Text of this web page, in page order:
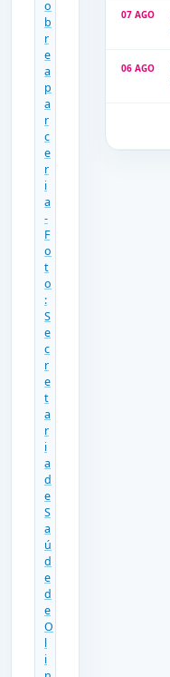
07 AGO
06 AGO